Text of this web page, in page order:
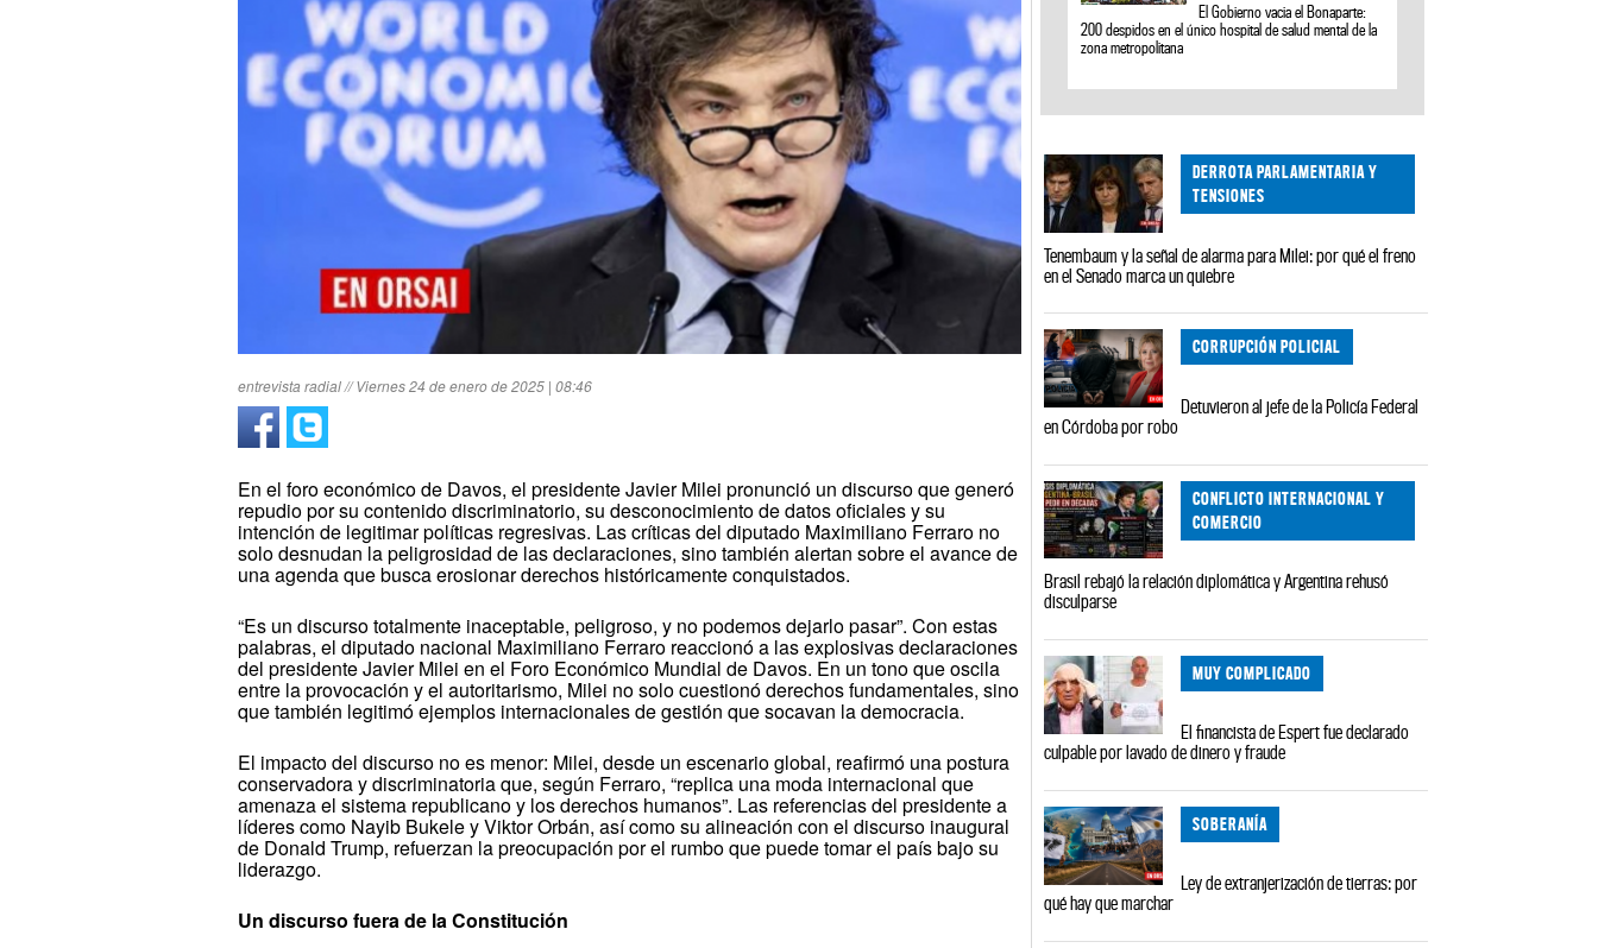
entrevista radial // Viernes 24 de enero de 2025 | 08:46
En el foro económico de Davos, el presidente Javier Milei pronunció un discurso que generó
repudio por su contenido discriminatorio, su desconocimiento de datos oficiales y su
intención de legitimar políticas regresivas. Las críticas del diputado Maximiliano Ferraro no
solo desnudan la peligrosidad de las declaraciones, sino también alertan sobre el avance de
una agenda que busca erosionar derechos históricamente conquistados.
“Es un discurso totalmente inaceptable, peligroso, y no podemos dejarlo pasar”. Con estas
palabras, el diputado nacional Maximiliano Ferraro reaccionó a las explosivas declaraciones
del presidente Javier Milei en el Foro Económico Mundial de Davos. En un tono que oscila
entre la provocación y el autoritarismo, Milei no solo cuestionó derechos fundamentales, sino
que también legitimó ejemplos internacionales de gestión que socavan la democracia.
El impacto del discurso no es menor: Milei, desde un escenario global, reafirmó una postura
conservadora y discriminatoria que, según Ferraro, “replica una moda internacional que
amenaza el sistema republicano y los derechos humanos”. Las referencias del presidente a
líderes como Nayib Bukele y Viktor Orbán, así como su alineación con el discurso inaugural
de Donald Trump, refuerzan la preocupación por el rumbo que puede tomar el país bajo su
liderazgo.
Un discurso fuera de la Constitución
El Gobierno vacia el Bonaparte:
200 despidos en el único hospital de salud mental de la
zona metropolitana
DERROTA PARLAMENTARIA Y
TENSIONES
Tenembaum y la señal de alarma para Milei: por qué el freno
en el Senado marca un quiebre
CORRUPCIÓN POLICIAL
Detuvieron al jefe de la Policía Federal
en Córdoba por robo
CONFLICTO INTERNACIONAL Y
COMERCIO
Brasil rebajó la relación diplomática y Argentina rehusó
disculparse
MUY COMPLICADO
El financista de Espert fue declarado
culpable por lavado de dinero y fraude
SOBERANÍA
Ley de extranjerización de tierras: por
qué hay que marchar